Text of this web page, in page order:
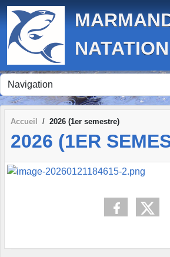
NATATION
Accueil 2026 (1er semestre)
2026 (1ER
Panneau de gestion des cookies